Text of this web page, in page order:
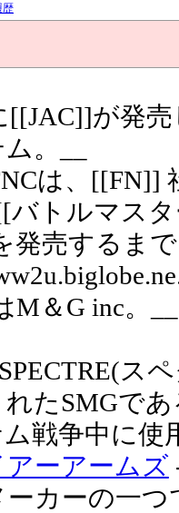
歴
[[JAC]]が発
。__
は、[[FN]]
バトルマス
発売するま
M＆G inc。__
ス
たSMGであ
戦争中に使
ーアームズ
カーの一